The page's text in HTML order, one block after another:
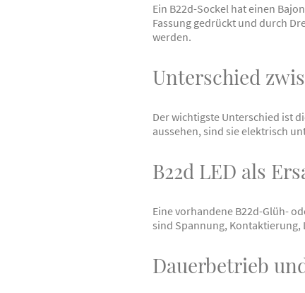
Ein B22d-Sockel hat einen
Fassung gedrückt und durch
werden.
Unterschied
Der wichtigste Unterschied ist
aussehen, sind sie elektrisch
B22d LED als
Eine vorhandene B22d-Glüh-
sind Spannung, Kontaktierung,
Dauerbetrieb